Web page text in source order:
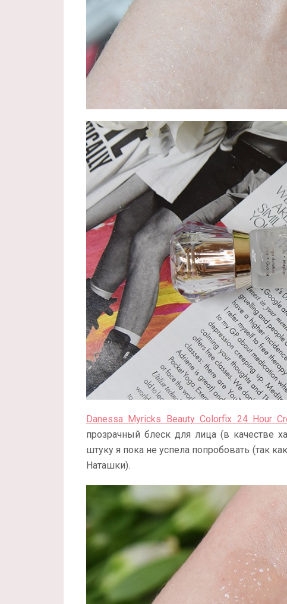
Danessa Myricks Beauty Colorfix 24 Hour
прозрачный блеск для лица (в качестве
штуку я пока не успела попробовать (так
Наташки).